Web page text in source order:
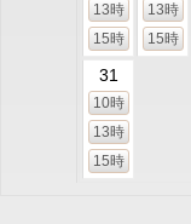
13時
15時
13時
15時
31
10時
13時
15時